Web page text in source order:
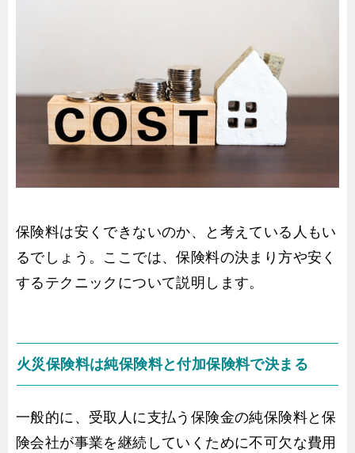
保険料は安くできないのか、と考えている人もい
るでしょう。ここでは、保険料の決まり方や安く
するテクニックについて説明します。
火災保険料は純保険料と付加保険料で決まる
一般的に、受取人に支払う保険金の純保険料と保
険会社が事業を継続していくために不可欠な費用